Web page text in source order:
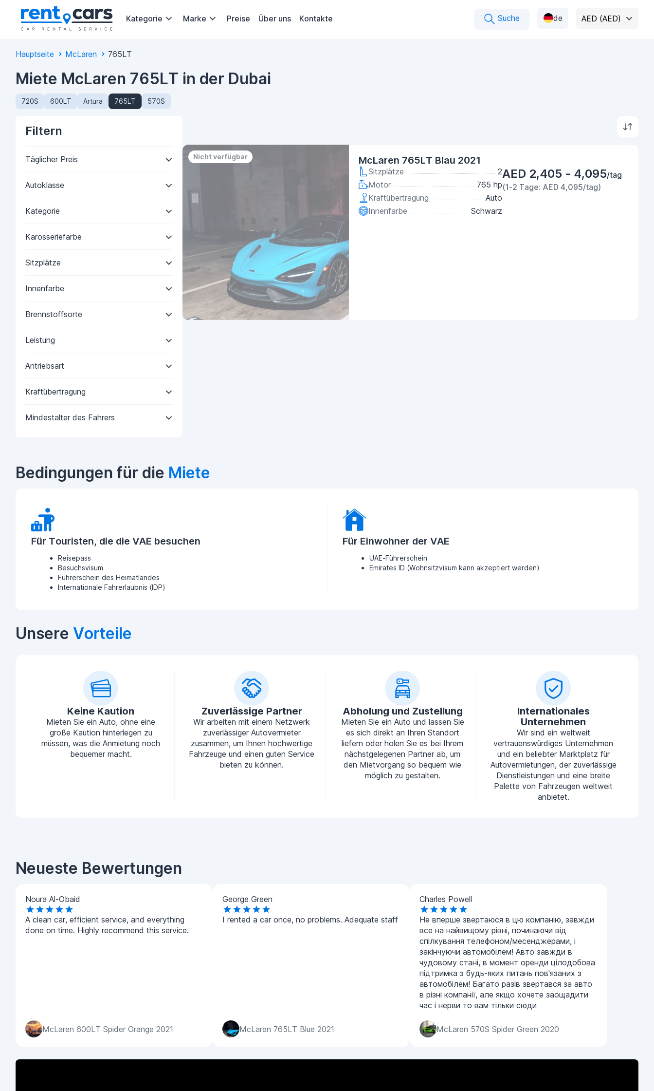
Kategorie Marke Preise Über uns Kontakte Suche de AED (AED)
Hauptseite McLaren 765LT
Miete McLaren 765LT in der Dubai
720S 600LT Artura 765LT 570S
Filtern
Täglicher Preis
Autoklasse
Kategorie
Karosseriefarbe
Sitzplätze
Innenfarbe
Brennstoffsorte
Leistung
Antriebsart
Kraftübertragung
Mindestalter des Fahrers
Nicht verfügbar McLaren 765LT Blau 2021
Sitzplätze
2
Motor
765 hp
Kraftübertragung
Auto
Innenfarbe
Schwarz
AED 2,405 - 4,095/tag
(1-2 Tage: AED 4,095/tag)
Bedingungen für die Miete
Für Touristen, die die VAE besuchen
Reisepass
Besuchsvisum
Führerschein des Heimatlandes
Internationale Fahrerlaubnis (IDP)
Für Einwohner der VAE
UAE-Führerschein
Emirates ID (Wohnsitzvisum kann akzeptiert werden)
Unsere Vorteile
Keine Kaution
Mieten Sie ein Auto, ohne eine
große Kaution hinterlegen zu
müssen, was die Anmietung noch
bequemer macht.
Zuverlässige Partner
Wir arbeiten mit einem Netzwerk
zuverlässiger Autovermieter
zusammen, um Ihnen hochwertige
Fahrzeuge und einen guten Service
bieten zu können.
Abholung und Zustellung
Mieten Sie ein Auto und lassen Sie
es sich direkt an Ihren Standort
liefern oder holen Sie es bei Ihrem
nächstgelegenen Partner ab, um
den Mietvorgang so bequem wie
möglich zu gestalten.
Internationales
Unternehmen
Wir sind ein weltweit
vertrauenswürdiges Unternehmen
und ein beliebter Marktplatz für
Autovermietungen, der zuverlässige
Dienstleistungen und eine breite
Palette von Fahrzeugen weltweit
anbietet.
Neueste Bewertungen
Noura Al-Obaid
A clean car, efficient service, and everything
done on time. Highly recommend this service.
McLaren 600LT Spider Orange 2021
George Green
I rented a car once, no problems. Adequate staff
McLaren 765LT Blue 2021
Charles Powell
Не вперше звертаюся в цю компанію, завжди
все на найвищому рівні, починаючи від
спілкування телефоном/месенджерами, і
закінчуючи автомобілем! Авто завжди в
чудовому стані, в момент оренди цілодобова
підтримка з будь-яких питань пов'язаних з
автомобілем! Багато разів звертався за авто
в різні компанії, але якщо хочете заощадити
час і нерви то вам тільки сюди
McLaren 570S Spider Green 2020